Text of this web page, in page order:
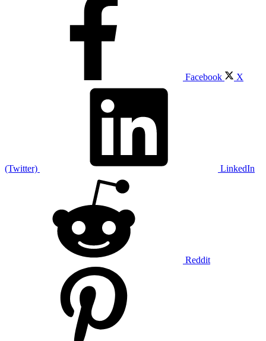
Facebook X
(Twitter) LinkedIn
Reddit